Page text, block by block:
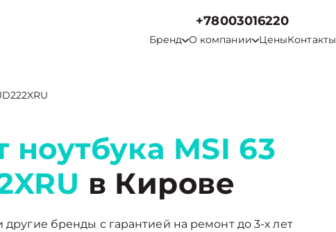
+78003016220
Бренд О компании ЦеныКонтакты
ноутбука MSI 63
в Кирове
другие бренды с гарантией на ремонт до 3-х лет